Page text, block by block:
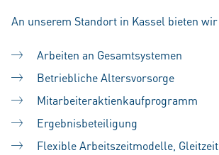
An unserem Standort in Kassel bieten
Arbeiten an Gesamtsystemen
Betriebliche Altersvorsorge
Mitarbeiteraktienkaufprogramm
Ergebnisbeteiligung
Flexible Arbeitszeitmodelle,